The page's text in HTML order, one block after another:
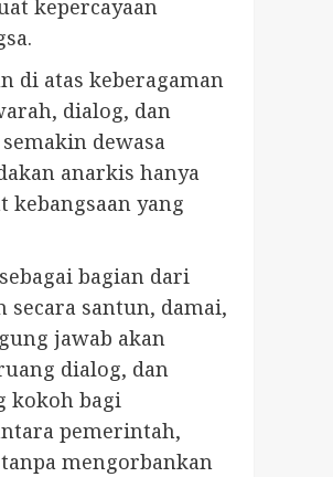
kepercayaan
di atas keberagaman
dialog, dan
dewasa
anarkis hanya
yang
bagian dari
santun, damai,
jawab akan
dialog, dan
kokoh bagi
pemerintah,
mengorbankan